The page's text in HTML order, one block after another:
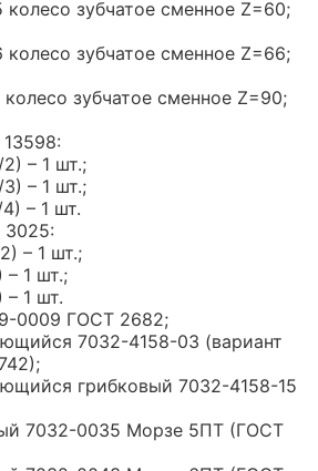
зубчатое сменное Z=60;
зубчатое сменное Z=66;
зубчатое сменное Z=90;
– 1 шт.;
– 1 шт.;
– 1 шт.
3025:
– 1 шт.;
– 1 шт.;
– 1 шт.
0009 ГОСТ 2682;
7032-4158-03 (вариант
грибковый 7032-4158-15
7032-0035 Морзе 5ПТ (ГОСТ